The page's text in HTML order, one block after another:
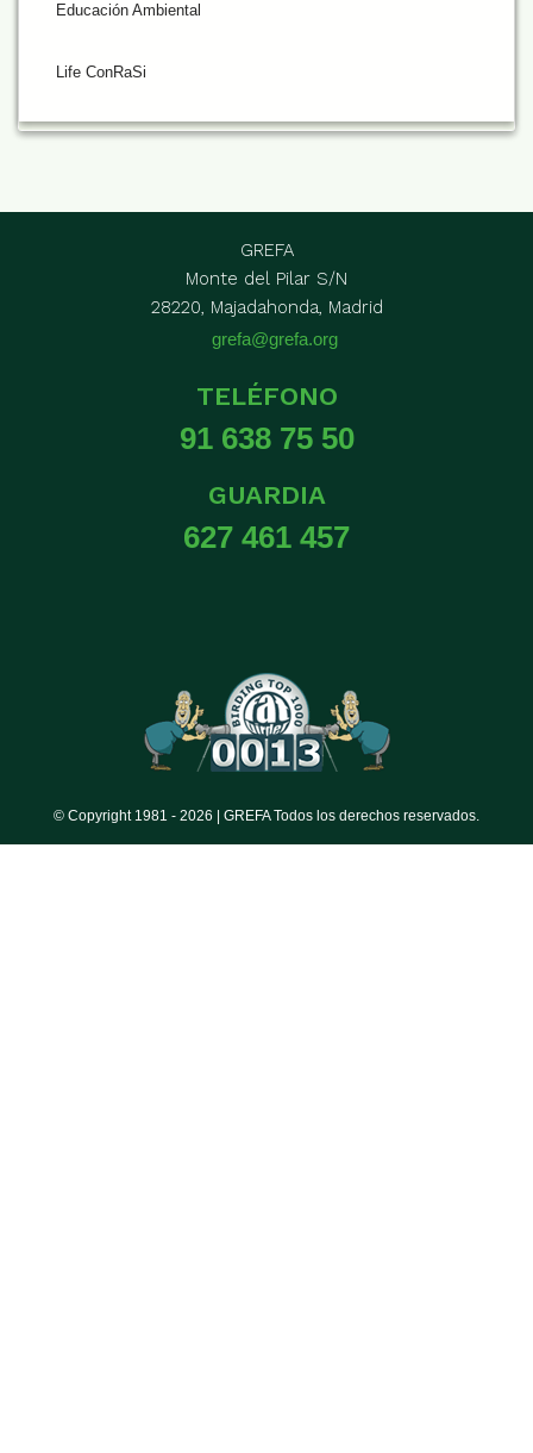
Educación Ambiental
Life ConRaSi
GREFA
Monte del Pilar S/N
28220, Majadahonda, Madrid
grefa@grefa.org
TELÉFONO
91 638 75 50
GUARDIA
627 461 457
© Copyright 1981 - 2026 | GREFA Todos los derechos reservados.